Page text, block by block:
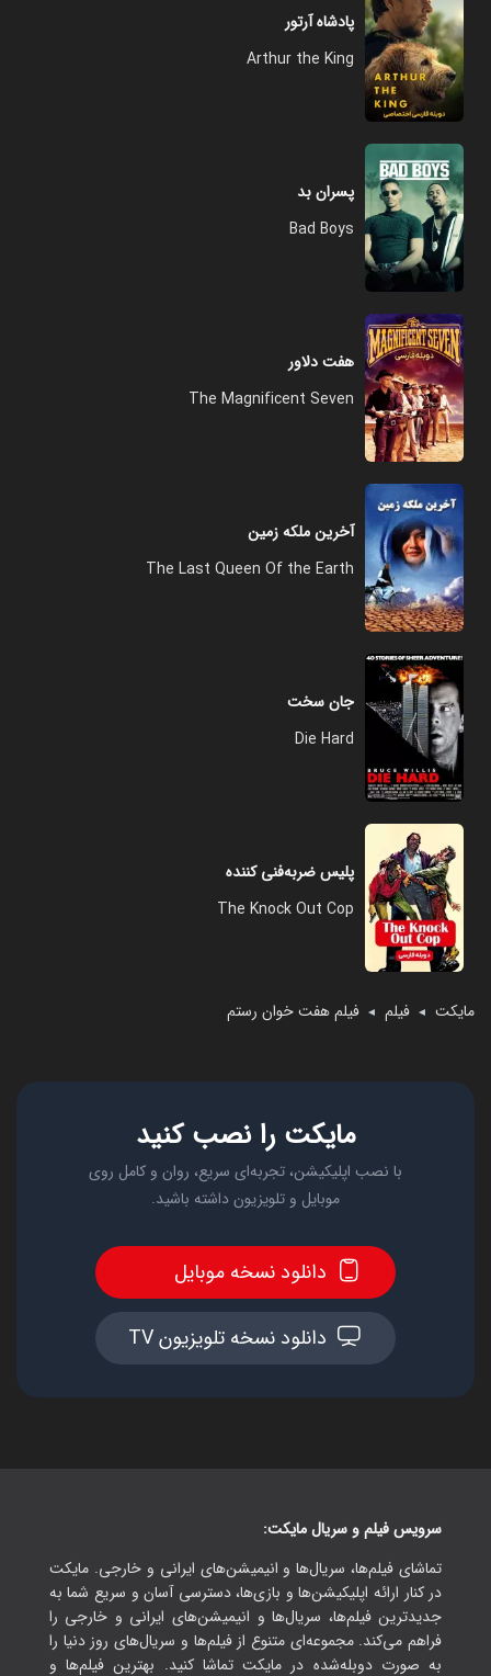
مایکت ◄ فیلم ◄ فیلم هفت خوان رستم
پادشاه آرتور
Arthur the King
پسران بد
Bad Boys
هفت دلاور
The Magnificent Seven
آخرین ملکه زمین
The Last Queen Of the Earth
جان سخت
Die Hard
پلیس ضربه‌فنی‌ کننده
The Knock Out Cop
مایکت را نصب کنید
با نصب اپلیکیشن، تجربه‌ای سریع، روان و کامل روی
موبایل و تلویزیون داشته باشید.
دانلود نسخه موبایل
دانلود نسخه تلویزیون TV
سرویس فیلم و سریال مایکت:
تماشای فیلم‌ها، سریال‌ها و انیمیشن‌های ایرانی و خارجی. مایکت
در کنار ارائه اپلیکیشن‌ها و بازی‌ها، دسترسی آسان و سریع شما به
جدیدترین فیلم‌ها، سریال‌ها و انیمیشن‌های ایرانی و خارجی را
فراهم می‌کند. مجموعه‌ای متنوع از فیلم‌ها و سریال‌های روز دنیا را
به صورت دوبله‌شده در مایکت تماشا کنید. بهترین فیلم‌ها و